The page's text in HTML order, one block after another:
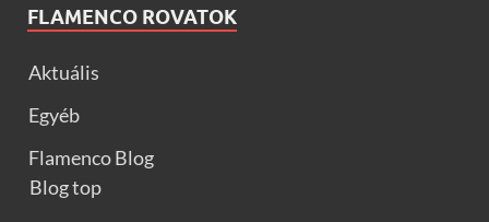
FLAMENCO ROVATOK
Aktuális
Egyéb
Flamenco Blog
Blog top